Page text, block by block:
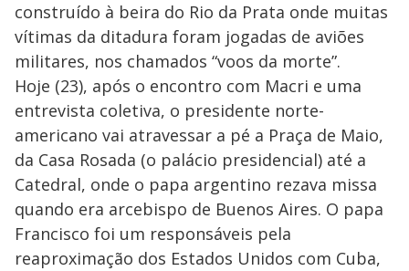
construído à beira do Rio da Prata onde muitas
vítimas da ditadura foram jogadas de aviões
militares, nos chamados “voos da morte”.
Hoje (23), após o encontro com Macri e uma
entrevista coletiva, o presidente norte-
americano vai atravessar a pé a Praça de Maio,
da Casa Rosada (o palácio presidencial) até a
Catedral, onde o papa argentino rezava missa
quando era arcebispo de Buenos Aires. O papa
Francisco foi um responsáveis pela
reaproximação dos Estados Unidos com Cuba,